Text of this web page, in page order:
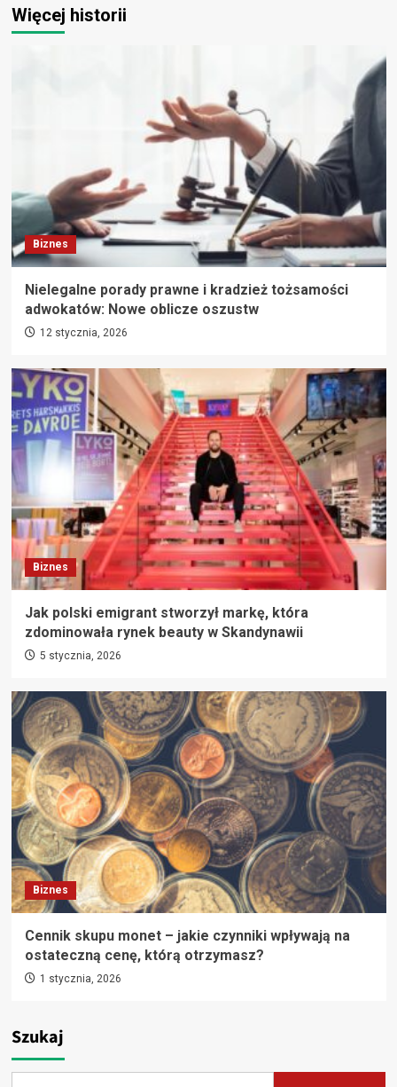
Więcej historii
Biznes
Nielegalne porady prawne i kradzież tożsamości
adwokatów: Nowe oblicze oszustw
12 stycznia, 2026
Biznes
Jak polski emigrant stworzył markę, która
zdominowała rynek beauty w Skandynawii
5 stycznia, 2026
Biznes
Cennik skupu monet – jakie czynniki wpływają na
ostateczną cenę, którą otrzymasz?
1 stycznia, 2026
Szukaj